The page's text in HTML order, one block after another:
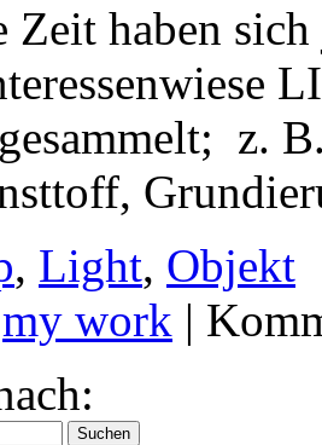
Zeit haben
z.
, Light, Objekt
my work |